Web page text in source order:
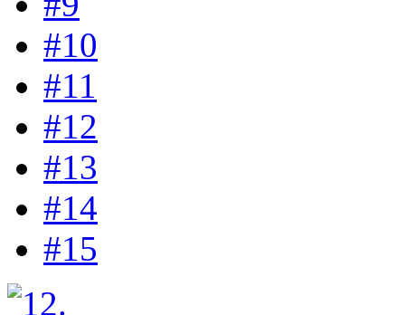
#10
#11
#12
#13
#14
#15